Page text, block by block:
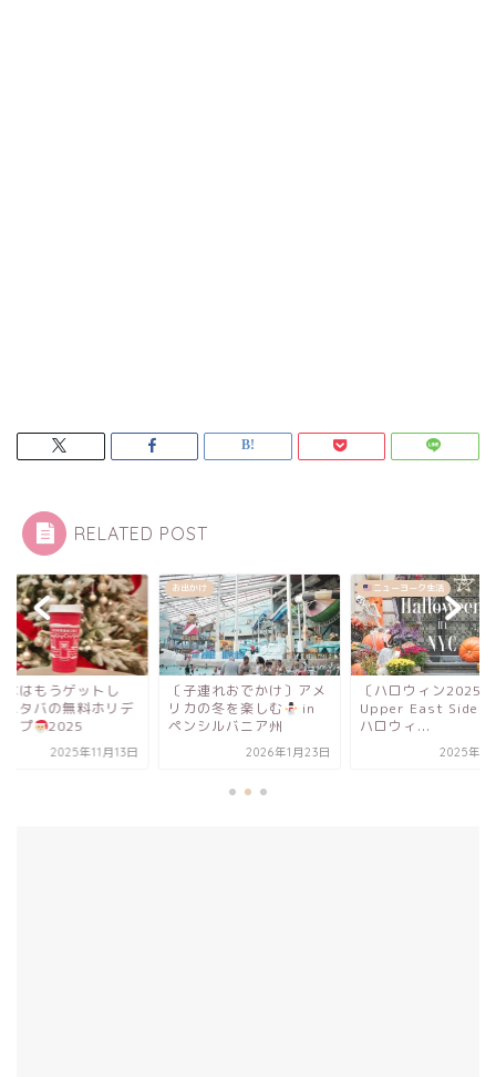
RELATED POST
れおでかけ〕アメ
の冬を楽しむ
in
ルバニア州
2026年1月23日
ニューヨーク生活
〔ハロウィン2025〕
Upper East Sideの圧巻
ハロウィ...
2025年11月9日
カフェ
みんなはもうゲット
た？スタバの無料ホ
ーカップ
2025年11